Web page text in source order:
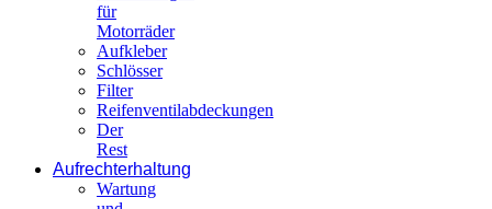
für
Motorräder
Aufkleber
Schlösser
Filter
Reifenventilabdeckungen
Der
Rest
Aufrechterhaltung
Wartung